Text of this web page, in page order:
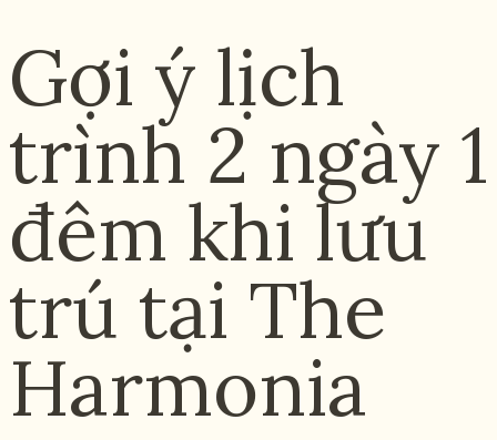
Gợi ý lịch
trình 2 ngày 1
đêm khi lưu
trú tại The
Harmonia